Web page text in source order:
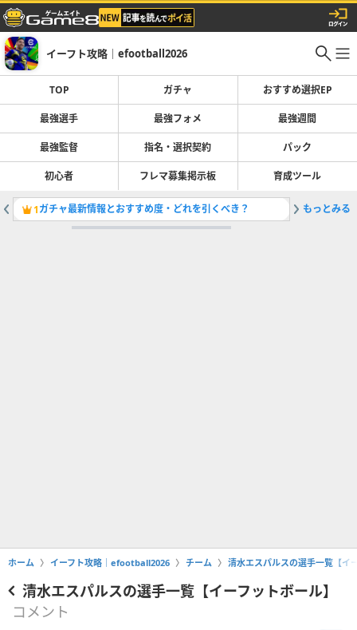
イーフト攻略｜efootball2026
TOP ガチャ おすすめ選択EP
最強選手 最強フォメ 最強週間
最強監督 指名・選択契約 パック
初心者 フレマ募集掲示板 育成ツール
1ガチャ最新情報とおすすめ度・どれを引くべき？ 2最強選
もっとみる
ホーム イーフト攻略｜efootball2026 チーム 清水エスパルスの選手一覧【イ
清水エスパルスの選手一覧【イーフットボール】
コメント